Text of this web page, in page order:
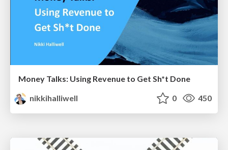
Money Talks: Using Revenue to Get Sh*t Done
nikkihalliwell
0 450